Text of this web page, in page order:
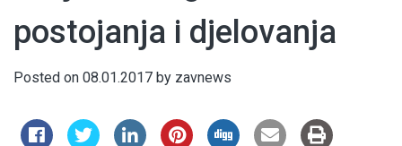
postojanja i djelovanja
Posted on 08.01.2017 by zavnews